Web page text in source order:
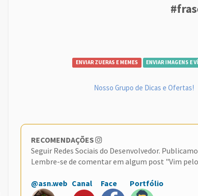
ENVIAR ZUERAS E MEMES ENVIAR IMAGENS E
Nosso Grupo de Dicas e Ofertas!
RECOMENDAÇÕES
Seguir Redes Sociais do Desenvolvedor.
Lembre-se de comentar em algum post "Vim
@asn.web Canal Face Portfólio